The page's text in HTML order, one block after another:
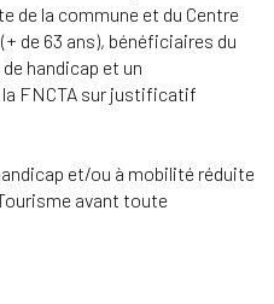
de la commune et du Centre
de 63 ans), bénéficiaires du
handicap et un
FNCTA sur justificatif
et/ou à mobilité réduite
avant toute